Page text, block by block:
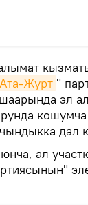
Журт "
эл
дал
ал